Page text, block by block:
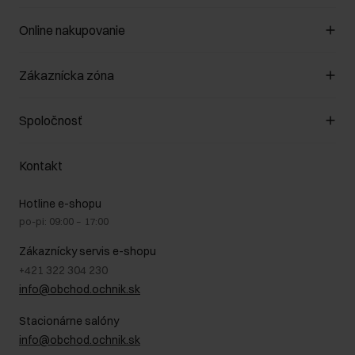
Online nakupovanie
Spravovať súbory cookie
Spôsob platby
Vrátenie
Zákaznícka zóna
Zákazníky klub
Pravidlá propagácie
Starostlivosť o kožu
Bezpečné nakupovanie
Blog
Najčastejšie kladené otázky (FAQ)
Spoločnosť
O nás
GDPR - Zásady ochrany osobných údajov
Právne informácie
Kontakt
Hotline e-shopu
po-pi: 09:00 – 17:00
Zákaznícky servis e-shopu
+421 322 304 230
info@obchod.ochnik.sk
Stacionárne salóny
info@obchod.ochnik.sk